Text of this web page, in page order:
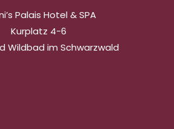
Palais Hotel & SPA
Kurplatz 4-6
Wildbad im Schwarzwald